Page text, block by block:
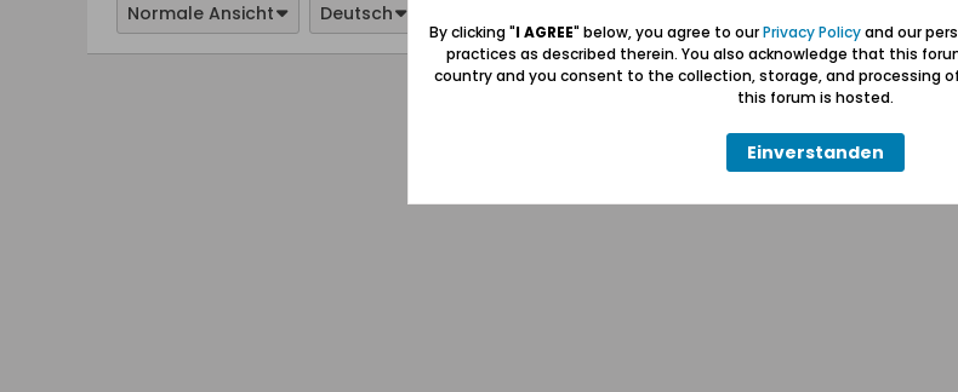
Normale Ansicht Deutsch
Wolfgang Naujocks MMXXVI
Copyright © 2026 MH Sub I, LLC dba vBulletin. Alle
By clicking "I AGREE" below, you agree to ourPrivacy Policyand our
practices as described therein. You also acknowledge that this
country and you consent to the collection, storage, and processing
this forum is hosted.
Einverstanden